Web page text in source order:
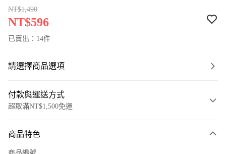
NT$1,490
NT$596
已賣出：14件
請選擇商品選項
付款與運送方式
超取滿NT$1,500免運
信用卡一次付款
商品特色